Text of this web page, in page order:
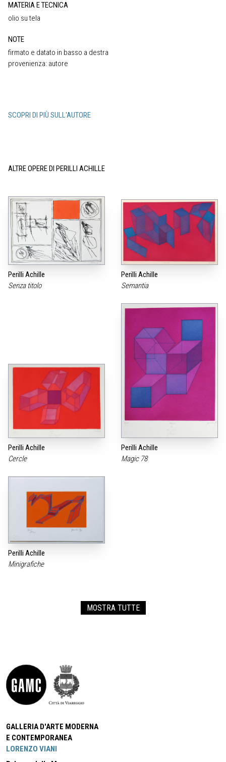
MATERIA E TECNICA
olio su tela
NOTE
firmato e datato in basso a destra
provenienza: autore
SCOPRI DI PIÙ SULL'AUTORE
ALTRE OPERE DI PERILLI ACHILLE
Perilli Achille
Senza titolo
Perilli Achille
Semantia
Perilli Achille
Cercle
Perilli Achille
Magic 78
Perilli Achille
Minigrafiche
MOSTRA TUTTE
GALLERIA D'ARTE MODERNA
E CONTEMPORANEA
LORENZO VIANI